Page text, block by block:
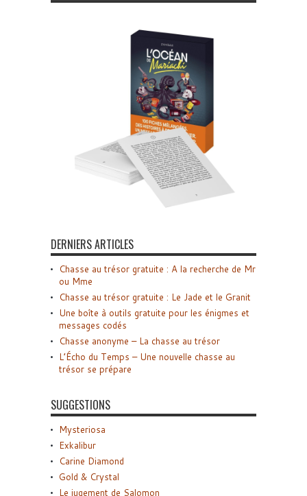
DERNIERS ARTICLES
Chasse au trésor gratuite : A la recherche de Mr
ou Mme
Chasse au trésor gratuite : Le Jade et le Granit
Une boîte à outils gratuite pour les énigmes et
messages codés
Chasse anonyme – La chasse au trésor
L’Écho du Temps – Une nouvelle chasse au
trésor se prépare
SUGGESTIONS
Mysteriosa
Exkalibur
Carine Diamond
Gold & Crystal
Le jugement de Salomon